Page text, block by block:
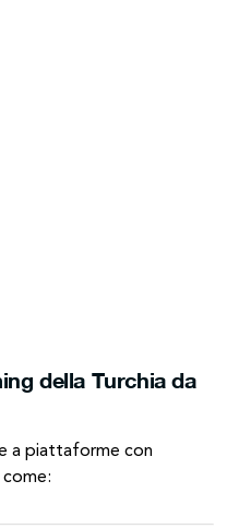
della Turchia da
a piattaforme con